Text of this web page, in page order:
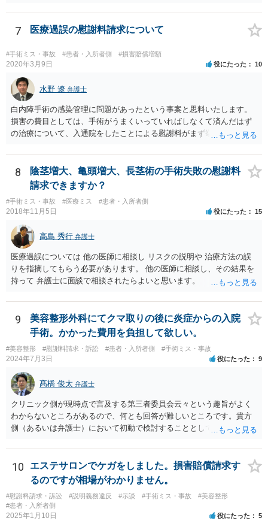
とも一般論としては会社が隠蔽工作を行う可能性があるため、慎重な
7 医療過誤の慰謝料請求について
#手術ミス・事故 #患者・入所者側 #損害賠償増額
2020年3月9日 役にたった 10
水野 遼 弁護士
白内障手術の感染管理に問題があったという事案と思料いたします。
損害の費目としては、手術がうまくいっていればしなくて済んだはず
の治療について、入通院をしたことによる慰謝料がまず挙げられ、こ
が残った場合には、後遺症についての慰謝料や、逸失利益なども請求
の対象になってきます。 あくまでケースバイケースなので、今回の事
案に必ずしも当てはまるものとは言い切れませんが、過去の裁判例を
見ると、白内障の手術に失敗して片目の視力がほぼ失われたような事
案の場合、800万円程度の慰謝料が認められた事案もあります。 医療
事故の場合、相手が保険を使った対応になることが多いため、交渉を
円滑に進めるためには早期に弁護士委任された方がよいのではないか
と思います。
8
陰茎増大、亀頭増大、長茎術の手術失敗の慰謝料
請求できますか？
#手術ミス・事故 #医療ミス #患者・入所者側
2018年11月5日 役にたった 15
高島 秀行 弁護士
医療過誤については 他の医師に相談し リスクの説明や 治療方法の誤
りを指摘してもらう必要があります。 他の医師に相談し、その結果を
持って 弁護士に面談で相談されたらよいと思います。
9
美容整形外科にてクマ取りの後に炎症からの入院
手術。かかった費用を負担して欲しい。
#美容整形 #慰謝料請求・訴訟 #患者・入所者側 #手術ミス・事故
2024年7月3日 役にたった 9
髙橋 俊太 弁護士
クリニック側が現時点で言及する第三者委員会云々という趣旨がよく
わからないところがあるので、何とも回答が難しいところです。貴方
側（あるいは弁護士）において初動で検討することとしては、クリニ
医師意見聴取などが考えられるかと思います。それらを踏まえてクリ
ニック側の過失を肯定できそうであれば、クリニックに対して具体的
に損害賠償請求をしていくことになります。
10
エステサロンでケガをしました。損害賠償請求す
るのですが相場がわかりません。
#慰謝料請求・訴訟 #説明義務違反 #示談 #手術ミス・事故
#美容整形
#患者・入所者側
2025年1月10日 役にたった 5